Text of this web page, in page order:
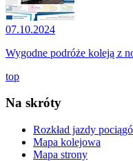
07.10.2024
Wygodne podróże koleją z
top
Na skróty
Rozkład jazdy
Mapa kolejowa
Mapa strony